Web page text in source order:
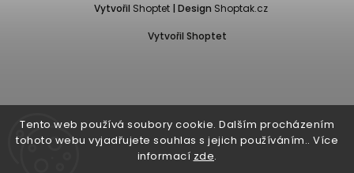
Tento web používá soubory cookie. Dalším procházením
tohoto webu vyjadřujete souhlas s jejich používáním.. Více
informací zde.
Vytvořil Shoptet
Vytvořil Shoptet | Design Shoptak.cz